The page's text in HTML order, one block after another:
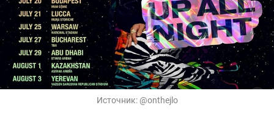
Источник: @onthejlo